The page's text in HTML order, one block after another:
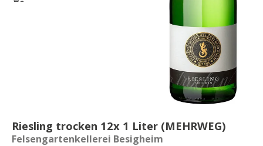
Riesling trocken 12x 1 Liter (MEHRWEG)
Felsengartenkellerei Besigheim